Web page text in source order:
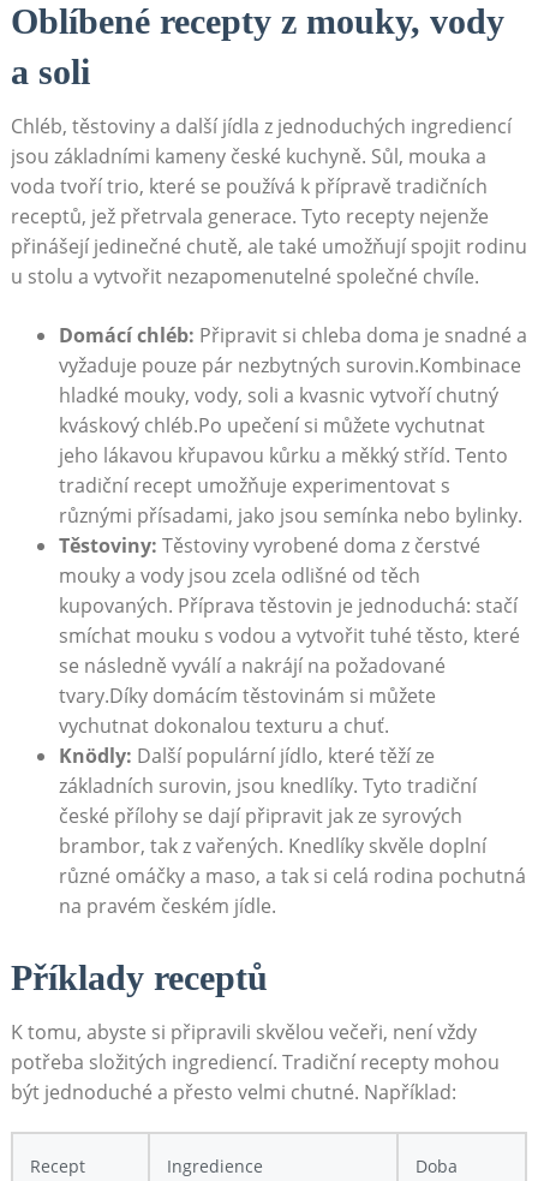
Oblíbené recepty z mouky, vody
a soli
Chléb, těstoviny a další jídla z jednoduchých ingrediencí
jsou základními kameny české kuchyně. Sůl, mouka a
voda tvoří trio, které se používá k přípravě tradičních
receptů, jež přetrvala generace. Tyto recepty nejenže
přinášejí jedinečné chutě, ale také umožňují spojit rodinu
u stolu a vytvořit nezapomenutelné společné chvíle.
Domácí chléb: Připravit si chleba doma je snadné a
vyžaduje pouze pár nezbytných surovin.Kombinace
hladké mouky, vody, soli a kvasnic vytvoří chutný
kváskový chléb.Po upečení si můžete vychutnat
jeho lákavou křupavou kůrku a měkký stříd. Tento
tradiční recept umožňuje experimentovat s
různými přísadami, jako jsou semínka nebo bylinky.
Těstoviny: Těstoviny vyrobené doma z čerstvé
mouky a vody jsou zcela odlišné od těch
kupovaných. Příprava těstovin je jednoduchá: stačí
smíchat mouku s vodou a vytvořit tuhé těsto, které
se následně vyválí a nakrájí na požadované
tvary.Díky domácím těstovinám si můžete
vychutnat dokonalou texturu a chuť.
Knödly: Další populární jídlo, které těží ze
základních surovin, jsou knedlíky. Tyto tradiční
české přílohy se dají připravit jak ze syrových
brambor, tak z vařených. Knedlíky skvěle doplní
různé omáčky a maso, a tak si celá rodina pochutná
na pravém českém jídle.
Příklady receptů
K tomu, abyste si připravili skvělou večeři, není vždy
potřeba složitých ingrediencí. Tradiční recepty mohou
být jednoduché a přesto velmi chutné. Například:
Recept Ingredience
Doba